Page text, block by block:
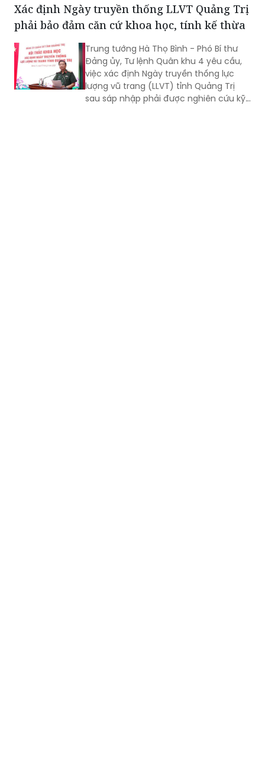
Xác định Ngày truyền thống LLVT Quảng Trị
phải bảo đảm căn cứ khoa học, tính kế thừa
Trung tướng Hà Thọ Bình - Phó Bí thư
Đảng ủy, Tư lệnh Quân khu 4 yêu cầu,
việc xác định Ngày truyền thống lực
lượng vũ trang (LLVT) tỉnh Quảng Trị
sau sáp nhập phải được nghiên cứu kỹ